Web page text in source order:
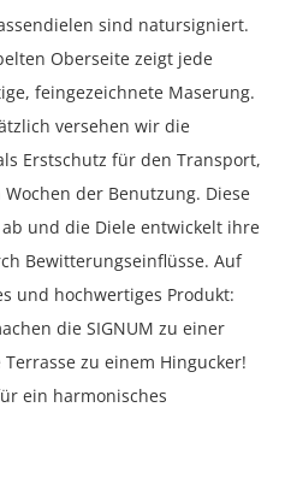
sind natursigniert.
Oberseite zeigt jede
feingezeichnete Maserung.
versehen wir die
Erstschutz für den Transport,
der Benutzung. Diese
und die Diele entwickelt ihre
Bewitterungseinflüsse. Auf
und hochwertiges Produkt:
die SIGNUM zu einer
zu einem Hingucker!
ein harmonisches